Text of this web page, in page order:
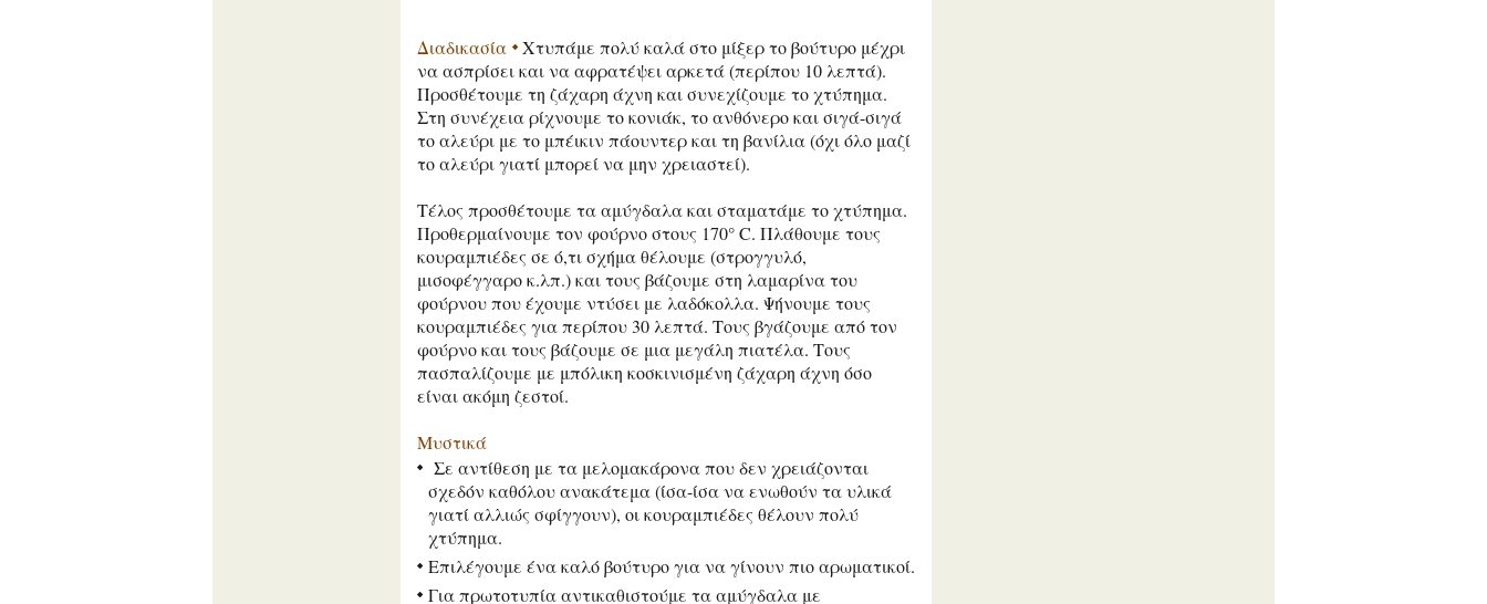
Διαδικασία
Χτυπάμε πολύ καλά στο μίξερ το βούτυρο μέχρι
να ασπρίσει και να αφρατέψει αρκετά (περίπου 10 λεπτά).
Προσθέτουμε τη ζάχαρη άχνη και συνεχίζουμε το χτύπημα.
Στη συνέχεια ρίχνουμε το κονιάκ, το ανθόνερο και σιγά-σιγά
το αλεύρι με το μπέικιν πάουντερ και τη βανίλια (όχι όλο μαζί
το αλεύρι γιατί μπορεί να μην χρειαστεί).
Τέλος προσθέτουμε τα αμύγδαλα και σταματάμε το χτύπημα.
Προθερμαίνουμε τον φούρνο στους 170° C. Πλάθουμε τους
κουραμπιέδες σε ό,τι σχήμα θέλουμε (στρογγυλό,
μισοφέγγαρο κ.λπ.) και τους βάζουμε στη λαμαρίνα του
φούρνου που έχουμε ντύσει με λαδόκολλα. Ψήνουμε τους
κουραμπιέδες για περίπου 30 λεπτά. Τους βγάζουμε από τον
φούρνο και τους βάζουμε σε μια μεγάλη πιατέλα. Τους
πασπαλίζουμε με μπόλικη κοσκινισμένη ζάχαρη άχνη όσο
είναι ακόμη ζεστοί.
Μυστικά
Σε αντίθεση με τα μελομακάρονα που δεν χρειάζονται
σχεδόν καθόλου ανακάτεμα (ίσα-ίσα να ενωθούν τα υλικά
γιατί αλλιώς σφίγγουν), οι κουραμπιέδες θέλουν πολύ
χτύπημα.
Επιλέγουμε ένα καλό βούτυρο για να γίνουν πιο αρωματικοί.
Για πρωτοτυπία αντικαθιστούμε τα αμύγδαλα με